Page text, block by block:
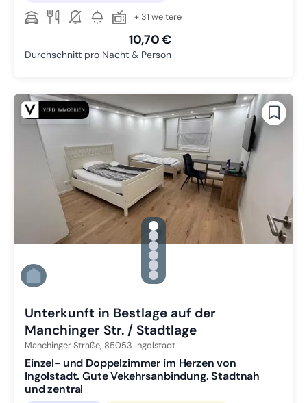
+ 31 weitere
10,70 €
Durchschnitt pro Nacht & Person
gallery.slide_selector
Zu Slide 1 wechseln
Zu Slide 2 wechseln
Zu Slide 3 wechseln
Zu Slide 4 wechseln
Zu Slide 5 wechseln
Zu Slide 6 wechseln
Unterkunft in Bestlage auf der
Manchinger Str. / Stadtlage
Manchinger Straße, 85053 Ingolstadt
Einzel- und Doppelzimmer im Herzen von
Ingolstadt. Gute Vekehrsanbindung. Stadtnah
und zentral